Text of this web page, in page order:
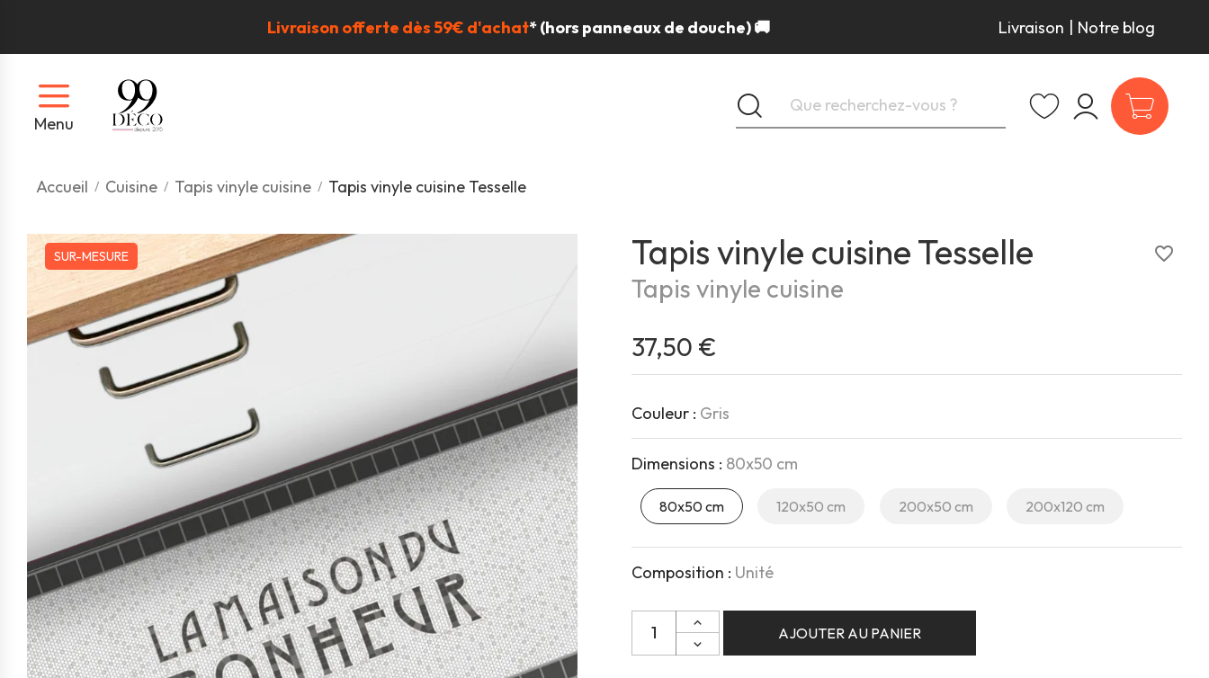
Livraison offerte dès 59€ d'achat*(hors panneaux de douche) 🚚 Livraison | Notre blog
Menu
Accueil Cuisine Tapis vinyle cuisine Tapis vinyle cuisine Tesselle
SUR-MESURE Tapis vinyle cuisine Tesselle
Tapis vinyle cuisine
favorite_border
37,50 €
Couleur : Gris
Dimensions : 80x50 cm
80x50 cm 120x50 cm 200x50 cm 200x120 cm
Composition : Unité
Quantité
AJOUTER AU PANIER